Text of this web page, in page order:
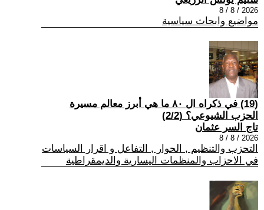
2026 / 8 / 8
مواضيع وابحاث سياسية
(19) في ذكراه ال ٨٠ ما هي أبرز معالم مسيرة
الحزب الشيوعي؟ (2/2)
تاج السر عثمان
2026 / 8 / 8
التحزب والتنظيم , الحوار , التفاعل و اقرار السياسات
في الاحزاب والمنظمات اليسارية والديمقراطية